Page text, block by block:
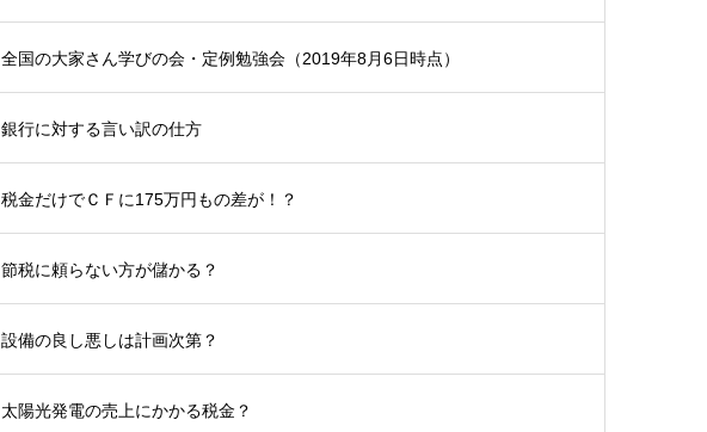
全国の大家さん学びの会・定例勉強会（2019年8月6日時点）
銀行に対する言い訳の仕方
税金だけでＣＦに175万円もの差が！？
節税に頼らない方が儲かる？
設備の良し悪しは計画次第？
太陽光発電の売上にかかる税金？